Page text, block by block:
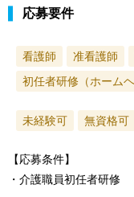
応募要件
看護師 准看護師
初任者研修（ホーム
未経験可 無資格可
【応募条件】
・介護職員初任者研修